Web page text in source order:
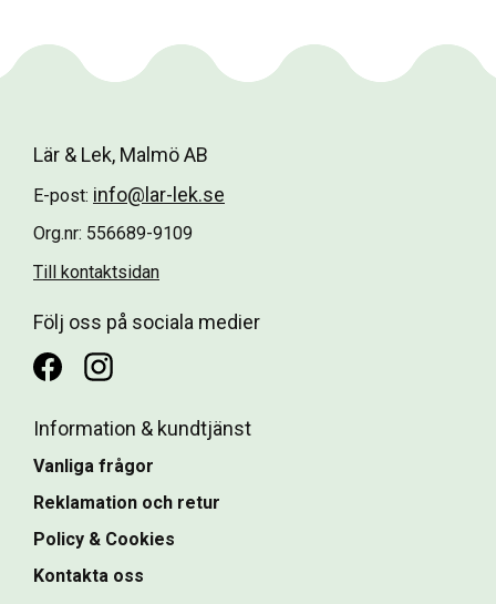
Lär & Lek, Malmö AB
E-post: info@lar-lek.se
Org.nr: 556689-9109
Till kontaktsidan
Följ oss på sociala medier
Information & kundtjänst
Vanliga frågor
Reklamation och retur
Policy & Cookies
Kontakta oss